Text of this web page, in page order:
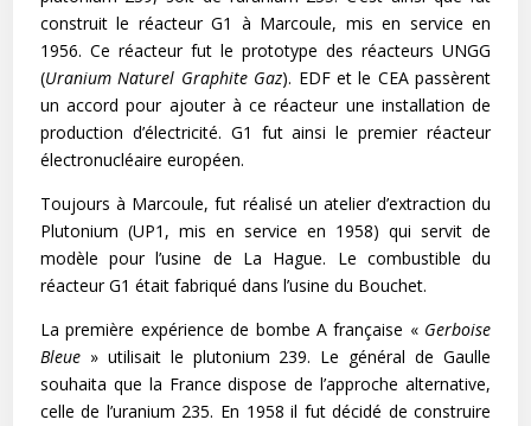
construit le réacteur G1 à Marcoule, mis en service en
1956. Ce réacteur fut le prototype des réacteurs UNGG
(Uranium Naturel Graphite Gaz). EDF et le CEA passèrent
un accord pour ajouter à ce réacteur une installation de
production d’électricité. G1 fut ainsi le premier réacteur
électronucléaire européen.
Toujours à Marcoule, fut réalisé un atelier d’extraction du
Plutonium (UP1, mis en service en 1958) qui servit de
modèle pour l’usine de La Hague. Le combustible du
réacteur G1 était fabriqué dans l’usine du Bouchet.
La première expérience de bombe A française « Gerboise
Bleue» utilisait le plutonium 239. Le général de Gaulle
souhaita que la France dispose de l’approche alternative,
celle de l’uranium 235. En 1958 il fut décidé de construire